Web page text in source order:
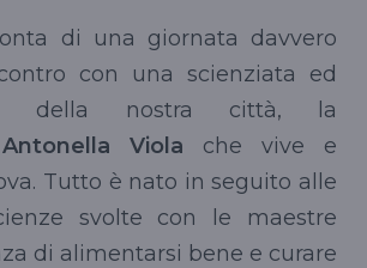
di una giornata davvero
con una scienziata ed
della nostra città, la
Viola che vive e
Tutto è nato in seguito alle
svolte con le maestre
di alimentarsi bene e curare